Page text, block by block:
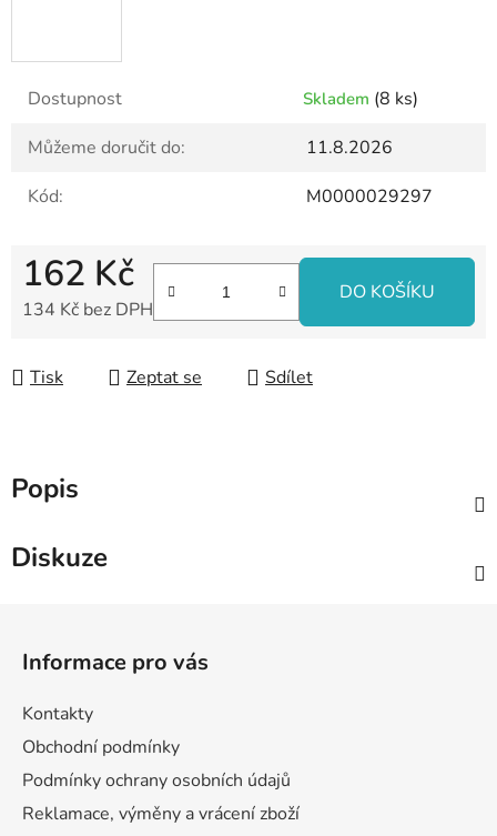
Dostupnost Skladem (8 ks)
Můžeme doručit do:
11.8.2026
Kód:
M0000029297
162 Kč
134 Kč bez DPH
DO KOŠÍKU
Tisk Zeptat se Sdílet
Popis
Diskuze
Informace pro vás
Kontakty
Obchodní podmínky
Podmínky ochrany osobních údajů
Reklamace, výměny a vrácení zboží